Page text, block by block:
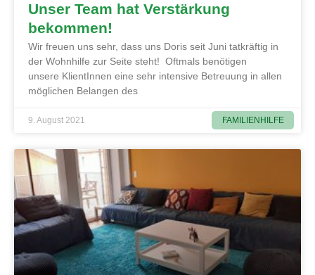
FAMILIENHILFE
Unser Team hat Verstärkung
bekommen!
Wir freuen uns sehr, dass uns Doris seit Juni tatkräftig in
der Wohnhilfe zur Seite steht! Oftmals benötigen
unsere KlientInnen eine sehr intensive Betreuung in allen
möglichen Belangen des
9. August 2021